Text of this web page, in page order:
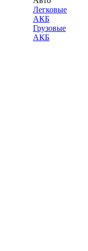
Легковые
АКБ
Грузовые
АКБ